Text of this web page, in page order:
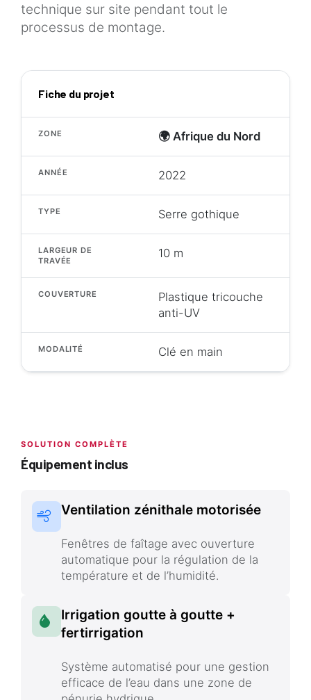
technique sur site pendant tout le
processus de montage.
Fiche du projet
ZONE 🌍 Afrique du Nord
ANNÉE 2022
TYPE Serre gothique
LARGEUR DE
TRAVÉE
10 m
COUVERTURE
Plastique tricouche
anti-UV
MODALITÉ Clé en main
SOLUTION COMPLÈTE
Équipement inclus
Ventilation zénithale motorisée
Fenêtres de faîtage avec ouverture
automatique pour la régulation de la
température et de l’humidité.
Irrigation goutte à goutte +
fertirrigation
Système automatisé pour une gestion
efficace de l’eau dans une zone de